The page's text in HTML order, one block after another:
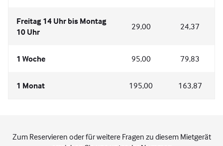
Freitag 14 Uhr bis Montag
10 Uhr
29,00 24,37
1 Woche 95,00 79,83
1 Monat 195,00 163,87
Zum Reservieren oder für weitere Fragen zu diesem Mietgerät